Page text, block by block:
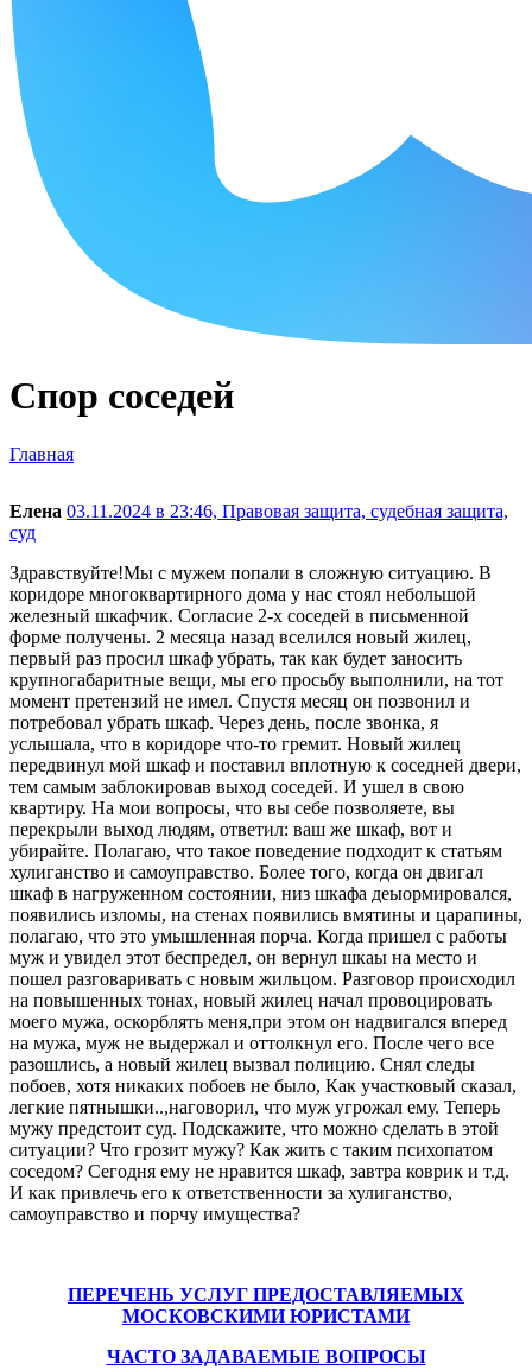
Спор соседей
Главная
Елена 03.11.2024 в 23:46, Правовая защита, судебная защита,
суд
Здравствуйте!Мы с мужем попали в сложную ситуацию. В
коридоре многоквартирного дома у нас стоял небольшой
железный шкафчик. Согласие 2-х соседей в письменной
форме получены. 2 месяца назад вселился новый жилец,
первый раз просил шкаф убрать, так как будет заносить
крупногабаритные вещи, мы его просьбу выполнили, на тот
момент претензий не имел. Спустя месяц он позвонил и
потребовал убрать шкаф. Через день, после звонка, я
услышала, что в коридоре что-то гремит. Новый жилец
передвинул мой шкаф и поставил вплотную к соседней двери,
тем самым заблокировав выход соседей. И ушел в свою
квартиру. На мои вопросы, что вы себе позволяете, вы
перекрыли выход людям, ответил: ваш же шкаф, вот и
убирайте. Полагаю, что такое поведение подходит к статьям
хулиганство и самоуправство. Более того, когда он двигал
шкаф в нагруженном состоянии, низ шкафа деыормировался,
появились изломы, на стенах появились вмятины и царапины,
полагаю, что это умышленная порча. Когда пришел с работы
муж и увидел этот беспредел, он вернул шкаы на место и
пошел разговаривать с новым жильцом. Разговор происходил
на повышенных тонах, новый жилец начал провоцировать
моего мужа, оскорблять меня,при этом он надвигался вперед
на мужа, муж не выдержал и оттолкнул его. После чего все
разошлись, а новый жилец вызвал полицию. Снял следы
побоев, хотя никаких побоев не было, Как участковый сказал,
легкие пятнышки..,наговорил, что муж угрожал ему. Теперь
мужу предстоит суд. Подскажите, что можно сделать в этой
ситуации? Что грозит мужу? Как жить с таким психопатом
соседом? Сегодня ему не нравится шкаф, завтра коврик и т.д.
И как привлечь его к ответственности за хулиганство,
самоуправство и порчу имущества?
ПЕРЕЧЕНЬ УСЛУГ ПРЕДОСТАВЛЯЕМЫХ
МОСКОВСКИМИ ЮРИСТАМИ
ЧАСТО ЗАДАВАЕМЫЕ ВОПРОСЫ